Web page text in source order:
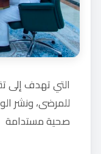
التي تهدف
للمرضى، ونشر
صحية مستدامة